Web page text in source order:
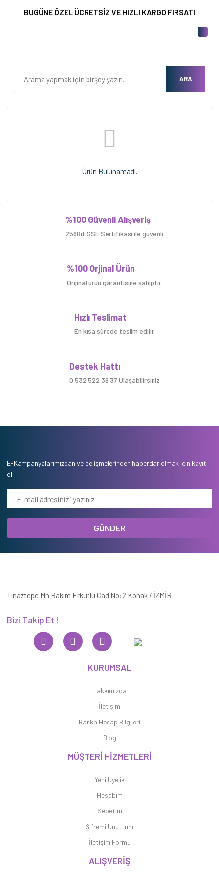
BUGÜNE ÖZEL ÜCRETSİZ VE HIZLI KARGO FIRSATI
ARA
Ürün Bulunamadı.
%100 Güvenli Alışveriş
256Bit SSL Sertifikası ile güvenli
%100 Orjinal Ürün
Orijinal ürün garantisine sahiptir.
Hızlı Teslimat
En kısa sürede teslim edilir.
Destek Hattı
0 532 522 39 37 Ulaşabilirsiniz
E-Kampanyalarımızdan ve gelişmelerinden haberdar olmak için kayıt
ol!
GÖNDER
Tınaztepe Mh Rakım Erkutlu Cad No:2 Konak / İZMİR
Bizi Takip Et !
KURUMSAL
Hakkımızda
İletişim
Banka Hesap Bilgileri
Blog
MÜŞTERİ HİZMETLERİ
Yeni Üyelik
Hesabım
Sepetim
Şifremi Unuttum
İletişim Formu
ALIŞVERİŞ